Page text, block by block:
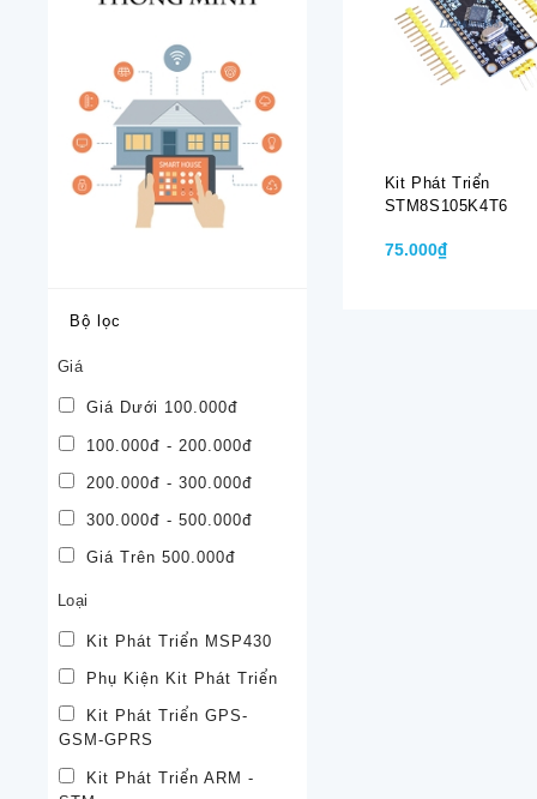
Bộ lọc
Giá
Giá Dưới 100.000đ
100.000đ - 200.000đ
200.000đ - 300.000đ
300.000đ - 500.000đ
Giá Trên 500.000đ
Loại
Kit Phát Triển MSP430
Phụ Kiện Kit Phát Triển
Kit Phát Triển GPS-
GSM-GPRS
Kit Phát Triển ARM -
Kit Phát Triển
STM8S105K4T6
75.000₫